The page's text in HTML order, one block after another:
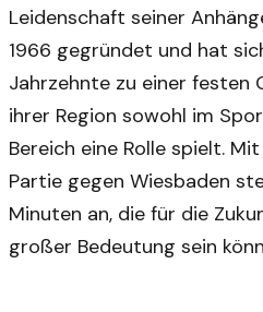
Leidenschaft seiner
1966 gegründet und hat
Jahrzehnte zu einer festen
ihrer Region sowohl im
Bereich eine Rolle spielt.
Partie gegen Wiesbaden
Minuten an, die für die
großer Bedeutung sein